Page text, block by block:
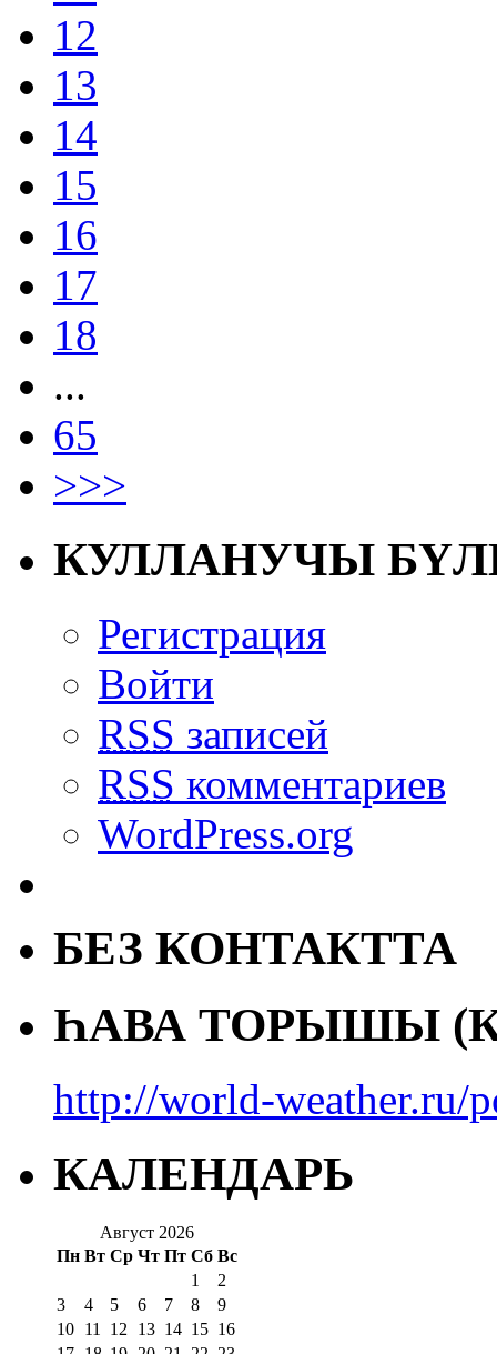
12
13
14
15
16
17
18
...
65
>>>
КУЛЛАНУЧЫ
Регистрация
Войти
RSS записей
RSS комментариев
WordPress.org
БЕЗ КОНТАКТТА
ҺАВА ТОРЫШЫ
http://world-weather.ru/
КАЛЕНДАРЬ
Август 2026
Пн Вт Ср Чт Пт Сб Вс
1
2
3
4 5 6 7 8
9
10 11 12 13 14 15 16